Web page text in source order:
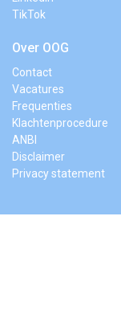
TikTok
Over OOG
Contact
Vacatures
Frequenties
Klachtenprocedure
ANBI
Disclaimer
Privacy statement